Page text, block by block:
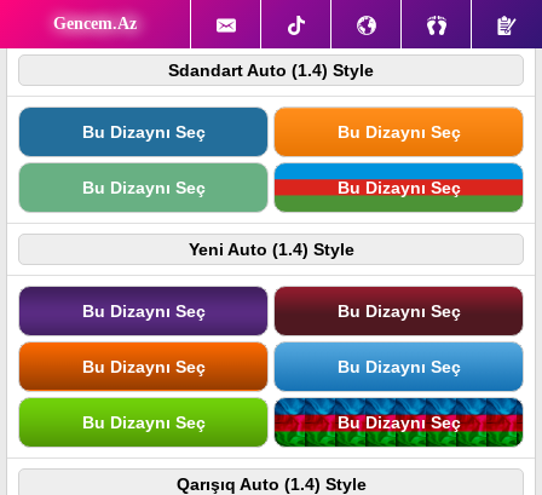
Gencem.Az
Sdandart Auto (1.4) Style
Bu Dizaynı Seç Bu Dizaynı Seç
Bu Dizaynı Seç Bu Dizaynı Seç
Yeni Auto (1.4) Style
Bu Dizaynı Seç Bu Dizaynı Seç
Bu Dizaynı Seç Bu Dizaynı Seç
Bu Dizaynı Seç Bu Dizaynı Seç
Qarışıq Auto (1.4) Style